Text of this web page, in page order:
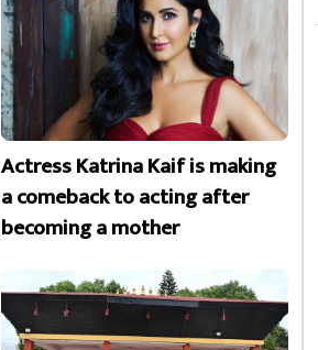
Actress Katrina Kaif is making
a comeback to acting after
becoming a mother